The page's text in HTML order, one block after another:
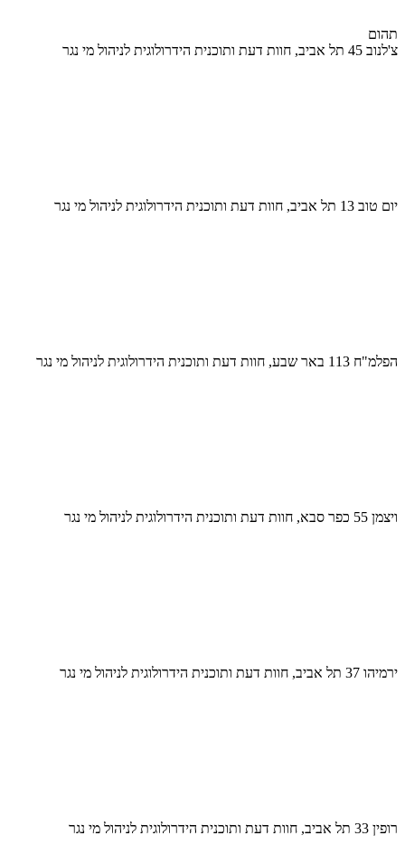
תהום
צ'לנוב 45 תל אביב, חוות דעת ותוכנית הידרולוגית לניהול מי נגר
יום טוב 13 תל אביב, חוות דעת ותוכנית הידרולוגית לניהול מי נגר
הפלמ"ח 113 באר שבע, חוות דעת ותוכנית הידרולוגית לניהול מי נגר
ויצמן 55 כפר סבא, חוות דעת ותוכנית הידרולוגית לניהול מי נגר
ירמיהו 37 תל אביב, חוות דעת ותוכנית הידרולוגית לניהול מי נגר
רופין 33 תל אביב, חוות דעת ותוכנית הידרולוגית לניהול מי נגר